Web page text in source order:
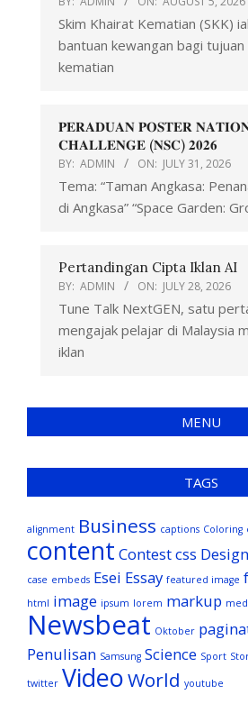
Skim Khairat Kematian (SKK)
bantuan kewangan bagi
kematian
𝐏𝐄𝐑𝐀𝐃𝐔𝐀𝐍 𝐏𝐎𝐒𝐓𝐄𝐑
𝐂𝐇𝐀𝐋𝐋𝐄𝐍𝐆𝐄 (𝐍𝐒𝐂) 𝟐𝟎𝟐𝟔
BY: ADMIN ON: JULY 31, 2026
Tema: “Taman Angkasa:
di Angkasa” “Space Garden:
Pertandingan Cipta Iklan AI
BY: ADMIN ON: JULY 28, 2026
Tune Talk NextGEN, satu
mengajak pelajar di Malaysia
iklan
MENU
TAGS
alignment Business captions Coloring
content Contestcss
case embeds Esei Essay featured image
html image ipsum lorem markup
Newsbeat Oktober
Penulisan Samsung Science Sport
twitter VideoWorld youtube